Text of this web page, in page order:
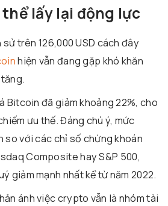
lấy lại động lực
trên 126,000 USD cách đây
hiện vẫn đang gặp khó khăn
Bitcoin đã giảm khoảng 22%, cho
ưu thế. Đáng chú ý, mức
so với các chỉ số chứng khoán
CompositehayS&P 500,
giảm mạnh nhất kể từ năm 2022.
ánh việc crypto vẫn là nhóm tài